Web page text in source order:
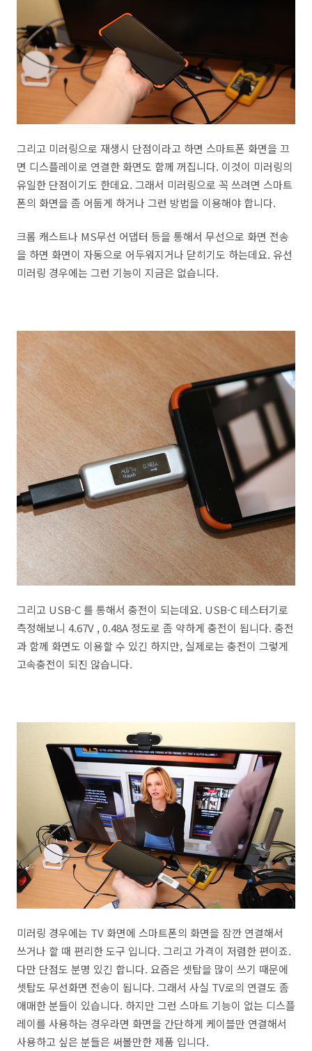
그리고 미러링으로 재생시 단점이라고 하면 스마트폰 화면을 끄
면 디스플레이로 연결한 화면도 함께 꺼집니다. 이것이 미러링의
유일한 단점이기도 한데요. 그래서 미러링으로 꼭 쓰려면 스마트
폰의 화면을 좀 어둡게 하거나 그런 방법을 이용해야 합니다.
크롬 캐스트나 MS무선 어댑터 등을 통해서 무선으로 화면 전송
을 하면 화면이 자동으로 어두워지거나 닫히기도 하는데요. 유선
미러링 경우에는 그런 기능이 지금은 없습니다.
그리고 USB-C 를 통해서 충전이 되는데요. USB-C 테스터기로
측정해보니 4.67V , 0.48A 정도로 좀 약하게 충전이 됩니다. 충전
과 함께 화면도 이용할 수 있긴 하지만, 실제로는 충전이 그렇게
고속충전이 되진 않습니다.
미러링 경우에는 TV 화면에 스마트폰의 화면을 잠깐 연결해서
쓰거나 할 때 편리한 도구 입니다. 그리고 가격이 저렴한 편이죠.
다만 단점도 분명 있긴 합니다. 요즘은 셋탑을 많이 쓰기 때문에
셋탑도 무선화면 전송이 됩니다. 그래서 사실 TV로의 연결도 좀
애매한 분들이 있습니다. 하지만 그런 스마트 기능이 없는 디스플
레이를 사용하는 경우라면 화면을 간단하게 케이블만 연결해서
사용하고 싶은 분들은 써볼만한 제품 입니다.